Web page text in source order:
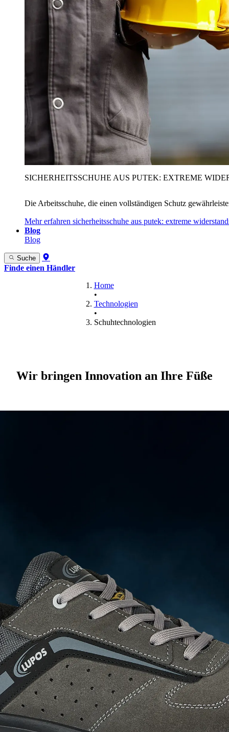
SICHERHEITSSCHUHE AUS PUTEK: EXTREME
Die Arbeitsschuhe, die einen vollständigen Schutz
Mehr erfahren sicherheitsschuhe aus putek: extreme
Blog
Blog
Suche
Finde einen Händler
Home
•
Technologien
•
Schuhtechnologien
Wir bringen Innovation an Ihre Füße